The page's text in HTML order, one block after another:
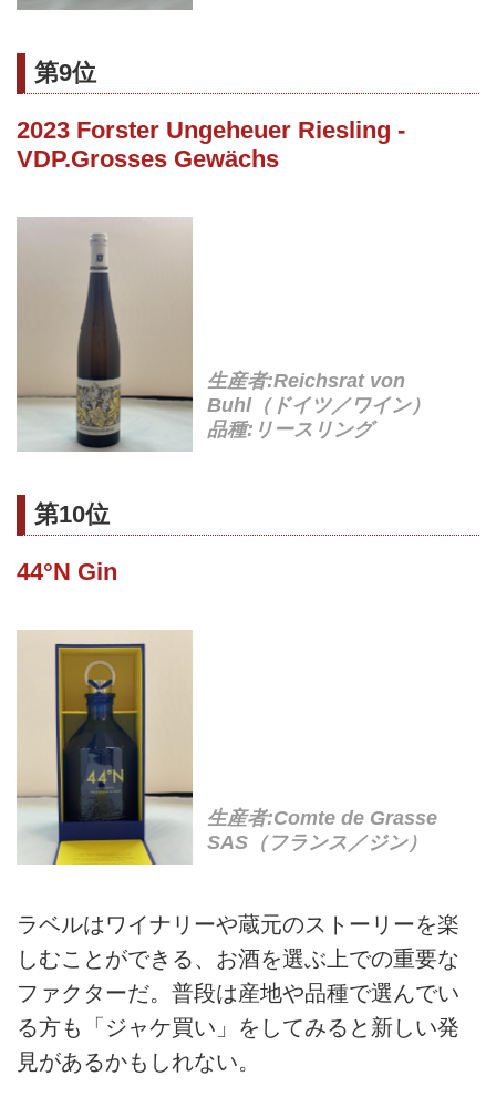
第9位
2023 Forster Ungeheuer Riesling -
VDP.Grosses Gewächs
生産者:Reichsrat von
Buhl（ドイツ／ワイン）
品種:リースリング
第10位
44°N Gin
生産者:Comte de Grasse
SAS（フランス／ジン）
ラベルはワイナリーや蔵元のストーリーを楽
しむことができる、お酒を選ぶ上での重要な
ファクターだ。普段は産地や品種で選んでい
る方も「ジャケ買い」をしてみると新しい発
見があるかもしれない。